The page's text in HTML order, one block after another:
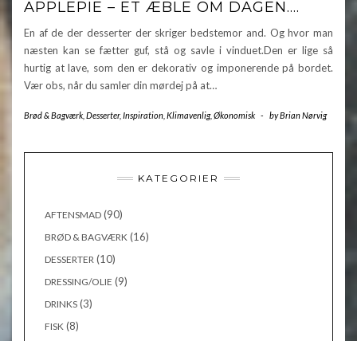
APPLEPIE – ET ÆBLE OM DAGEN….
En af de der desserter der skriger bedstemor and. Og hvor man
næsten kan se fætter guf, stå og savle i vinduet.Den er lige så
hurtig at lave, som den er dekorativ og imponerende på bordet.
Vær obs, når du samler din mørdej på at…
Brød & Bagværk Desserter, Inspiration Klimavenlig, Økonomisk - byBrian Nørvig
KATEGORIER
AFTENSMAD (90)
BRØD & BAGVÆRK (16)
DESSERTER (10)
DRESSING/OLIE (9)
DRINKS (3)
FISK (8)